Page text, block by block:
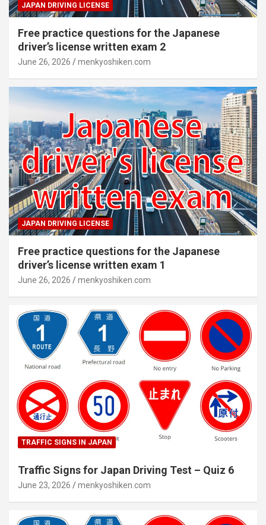
JAPAN DRIVING LICENSE
Free practice questions for the Japanese
driver’s license written exam 2
June 26, 2026 menkyoshiken.com
JAPAN DRIVING LICENSE
Free practice questions for the Japanese
driver’s license written exam 1
June 26, 2026 menkyoshiken.com
TRAFFIC SIGNS IN JAPAN
Traffic Signs for Japan Driving Test – Quiz 6
June 23, 2026 menkyoshiken.com